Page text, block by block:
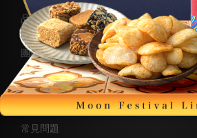
品牌故事
品牌精神
團隊成員
顧客服務
常見問題